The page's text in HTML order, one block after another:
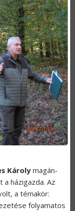
Károly magán-
házigazda. Az
a témakör:
folyamatos